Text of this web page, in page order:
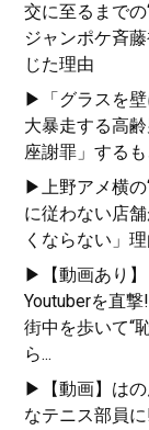
交に至るまで
ジャンポケ斉
じた理由
▶「グラスを壁
大暴走する高
座謝罪」する
▶上野アメ横の
に従わない店
くならない」
▶【動画あり】
Youtuberを直
街中を歩いて“
ら...
▶【動画】はの
なテニス部員